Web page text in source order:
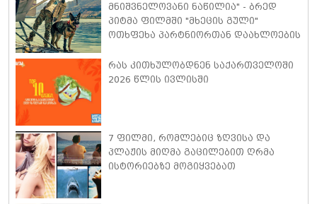
მნიშვნელოვანი ნაწილია" - ბრედ
პიტმა ფილმში "მხეცის გული"
ოთხფეხა პარტნიორთან დაახლოების
ისაუბრა
რას კითხულობდნენ საქართველოში
2026 წლის ივლისში
7 ფილმი, რომლებიც ზღვისა და
პლაჟის მიღმა გაცილებით ღრმა
ისტორიებზე მოგიყვებათ